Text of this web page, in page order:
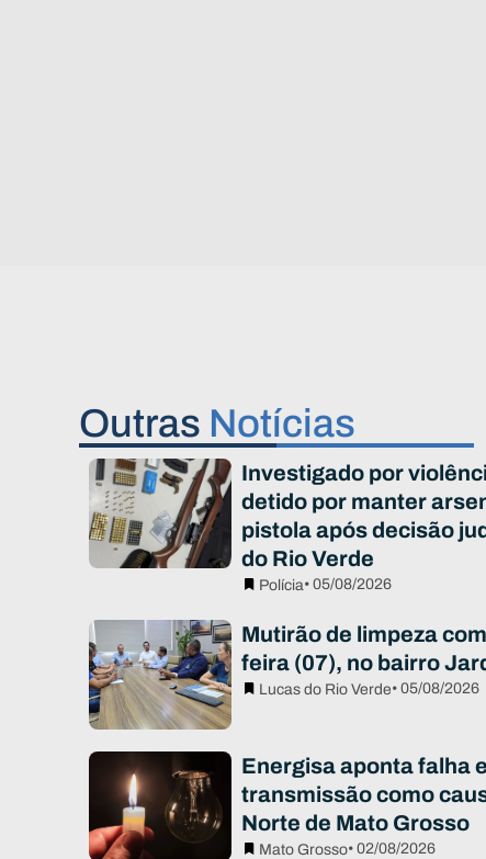
Outras Notícias
Investigado por
detido por manter
pistola após decisão
do Rio Verde
Polícia• 05/08/2026
Mutirão de limpeza
feira (07), no bairro
Lucas do Rio Verde• 05/08/2026
Energisa aponta falha
transmissão como
Norte de Mato Grosso
Mato Grosso• 02/08/2026